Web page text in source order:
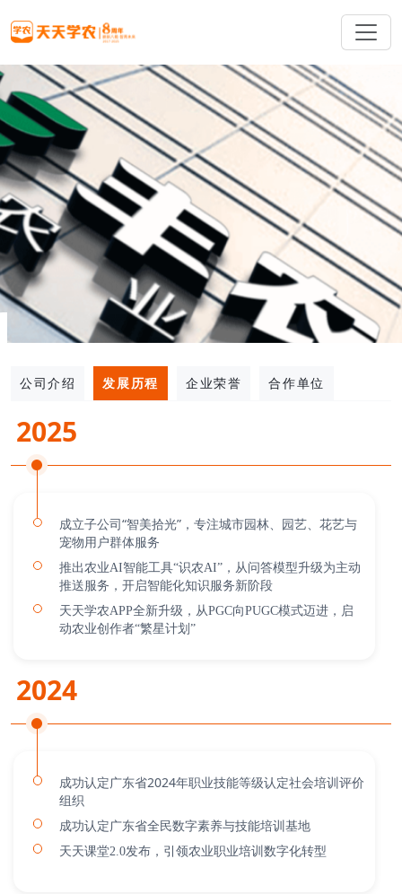
公司介绍 发展历程 企业荣誉 合作单位
2025
成立子公司“智美拾光”，专注城市园林、园艺、花艺与
宠物用户群体服务
推出农业AI智能工具“识农AI”，从问答模型升级为主动
推送服务，开启智能化知识服务新阶段
天天学农APP全新升级，从PGC向PUGC模式迈进，启
动农业创作者“繁星计划”
2024
成功认定广东省2024年职业技能等级认定社会培训评价
组织
成功认定广东省全民数字素养与技能培训基地
天天课堂2.0发布，引领农业职业培训数字化转型